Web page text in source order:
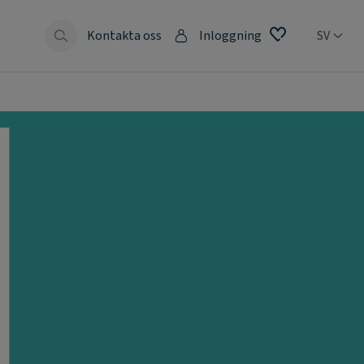
Kontakta oss Inloggning SV